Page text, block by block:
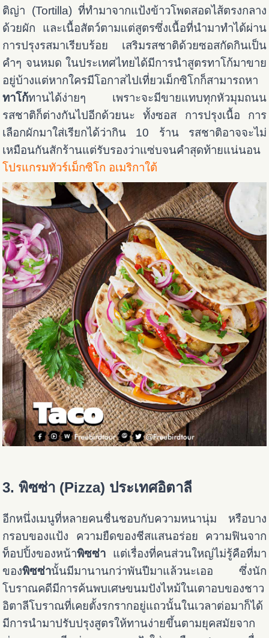
ติญ่า (Tortilla) ที่ทำมาจากแป้งข้าวโพดสอดไส้ตรงกลาง
ด้วยผัก และเนื้อสัตว์ตามแต่สูตรซึ่งเนื้อที่นำมาทำได้ผ่าน
การปรุงรสมาเรียบร้อย เสริมรสชาติด้วยซอสกัดกินเป็น
คำๆ จนหมด ในประเทศไทยได้มีการนำสูตรทาโก้มาขาย
อยู่บ้างแต่หากใครมีโอกาสไปเที่ยวเม็กซิโกก็สามารถหา
ทาโก้ทานได้ง่ายๆ เพราะจะมีขายแทบทุกหัวมุมถนน
รสชาติก็ต่างกันไปอีกด้วยนะ ทั้งซอส การปรุงเนื้อ การ
เลือกผักมาใส่เรียกได้ว่ากิน 10 ร้าน รสชาติอาจจะไม่
เหมือนกันสักร้านแต่รับรองว่าแซ่บจนคำสุดท้ายแน่นอน
โปรแกรมทัวร์เม็กซิโก อเมริกาใต้
3. พิซซ่า (Pizza) ประเทศอิตาลี
อีกหนึ่งเมนูที่หลายคนชื่นชอบกับความหนานุ่ม หรือบาง
กรอบของแป้ง ความยืดของชีสแสนอร่อย ความฟินจาก
ท็อปปิ้งของหน้าพิซซ่า แต่เรื่องที่คนส่วนใหญ่ไม่รู้คือที่มา
ของพิซซ่านั้นมีมานานกว่าพันปีมาแล้วนะเออ ซึ่งนัก
โบราณคดีมีการค้นพบเศษขนมปังไหม้ในเตาอบของชาว
อิตาลีโบราณที่เคยตั้งรกรากอยู่แถวนั้นในเวลาต่อมาก็ได้
มีการนำมาปรับปรุงสูตรให้ทานง่ายขึ้นตามยุคสมัยจาก